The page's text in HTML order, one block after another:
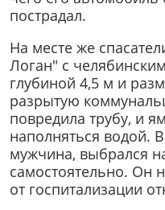
пострадал.
На месте же
Логан" с
глубиной 4,5 м и
разрытую
повредила трубу, и
наполняться водой.
мужчина, выбрался
самостоятельно. Он
от госпитализации